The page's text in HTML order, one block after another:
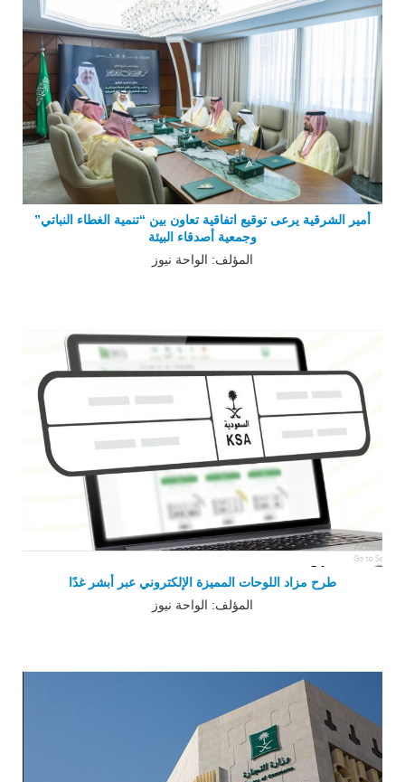
أمير الشرقية يرعى توقيع اتفاقية تعاون بين “تنمية الغطاء النباتي”
وجمعية أصدقاء البيئة
المؤلف: الواحة نيوز
طرح مزاد اللوحات المميزة الإلكتروني عبر أبشر غدًا
المؤلف: الواحة نيوز